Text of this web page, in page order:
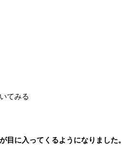
てみる
目に入ってくるようになりました。